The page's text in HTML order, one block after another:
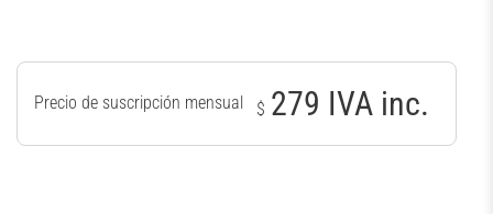
Precio de suscripción mensual $ 279 IVA inc.